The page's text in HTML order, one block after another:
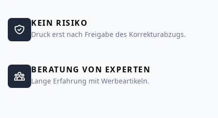
KEIN RISIKO
Druck erst nach Freigabe des Korrekturabzugs.
BERATUNG VON EXPERTEN
Lange Erfahrung mit Werbeartikeln.